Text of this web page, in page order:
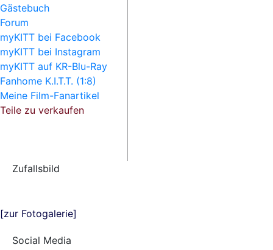
Gästebuch
Forum
myKITT bei Facebook
myKITT bei Instagram
myKITT auf KR-Blu-Ray
Fanhome K.I.T.T. (1:8)
Meine Film-Fanartikel
Teile zu verkaufen
Zufallsbild
[zur Fotogalerie]
Social Media